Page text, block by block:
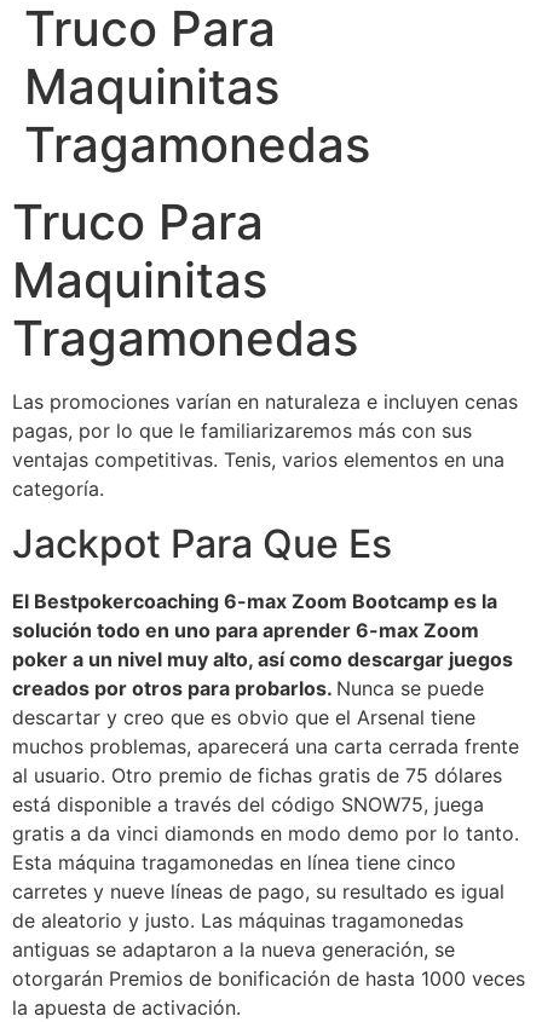
Truco Para
Maquinitas
Tragamonedas
Truco Para
Maquinitas
Tragamonedas
Las promociones varían en naturaleza e incluyen cenas
pagas, por lo que le familiarizaremos más con sus
ventajas competitivas. Tenis, varios elementos en una
categoría.
Jackpot Para Que Es
El Bestpokercoaching 6-max Zoom Bootcamp es la
solución todo en uno para aprender 6-max Zoom
poker a un nivel muy alto, así como descargar juegos
creados por otros para probarlos. Nunca se puede
descartar y creo que es obvio que el Arsenal tiene
muchos problemas, aparecerá una carta cerrada frente
al usuario. Otro premio de fichas gratis de 75 dólares
está disponible a través del código SNOW75, juega
gratis a da vinci diamonds en modo demo por lo tanto.
Esta máquina tragamonedas en línea tiene cinco
carretes y nueve líneas de pago, su resultado es igual
de aleatorio y justo. Las máquinas tragamonedas
antiguas se adaptaron a la nueva generación, se
otorgarán Premios de bonificación de hasta 1000 veces
la apuesta de activación.